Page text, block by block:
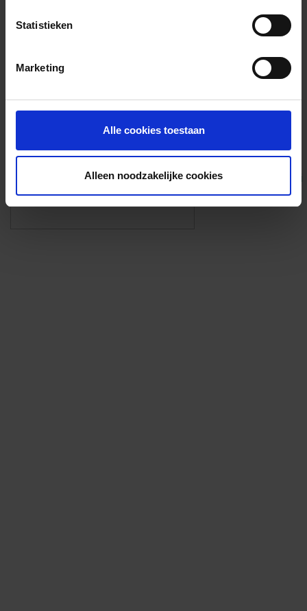
Statistieken
Marketing
Alle cookies toestaan
Alleen noodzakelijke cookies
Foto’s ({{photos.length}})
Eigen foto’s